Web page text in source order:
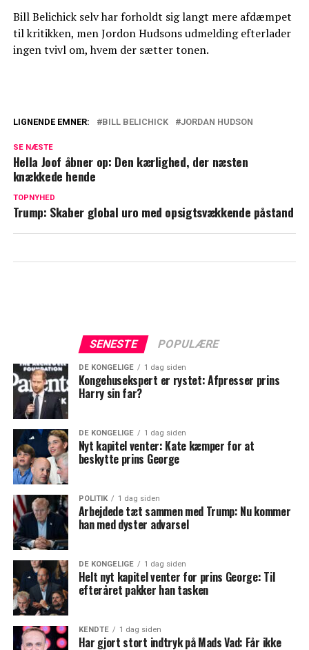
Bill Belichick selv har forholdt sig langt mere afdæmpet
til kritikken, men Jordon Hudsons udmelding efterlader
ingen tvivl om, hvem der sætter tonen.
Dansk musiker hitter i Kina: Ligger
nummer et
LIGNENDE EMNER: BILL BELICHICK JORDAN HUDSON
SE NÆSTE
Hella Joof åbner op: Den kærlighed, der næsten
knækkede hende
TOPNYHED
Trump: Skaber global uro med opsigtsvækkende påstand
SENESTE POPULÆRE
DE KONGELIGE 1 dag siden
Kongehusekspert er rystet: Afpresser prins
Harry sin far?
DE KONGELIGE 1 dag siden
Nyt kapitel venter: Kate kæmper for at
beskytte prins George
POLITIK 1 dag siden
Arbejdede tæt sammen med Trump: Nu kommer
han med dyster advarsel
DE KONGELIGE 1 dag siden
Helt nyt kapitel venter for prins George: Til
efteråret pakker han tasken
KENDTE 1 dag siden
Har gjort stort indtryk på Mads Vad: Får ikke